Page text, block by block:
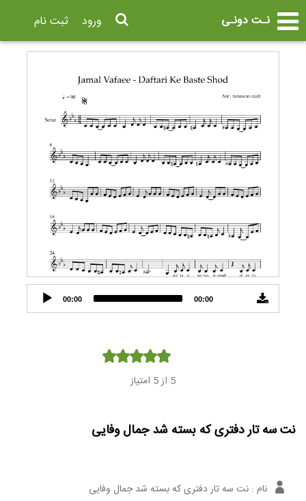
نـت دونـی ثبت نام ورود
Audio
Player
00:00 00:00
5 از 5 امتیاز
نت سه تار دفتری که بسته شد جمال وفایی
نام : نت سه تار دفتری که بسته شد جمال وفایی